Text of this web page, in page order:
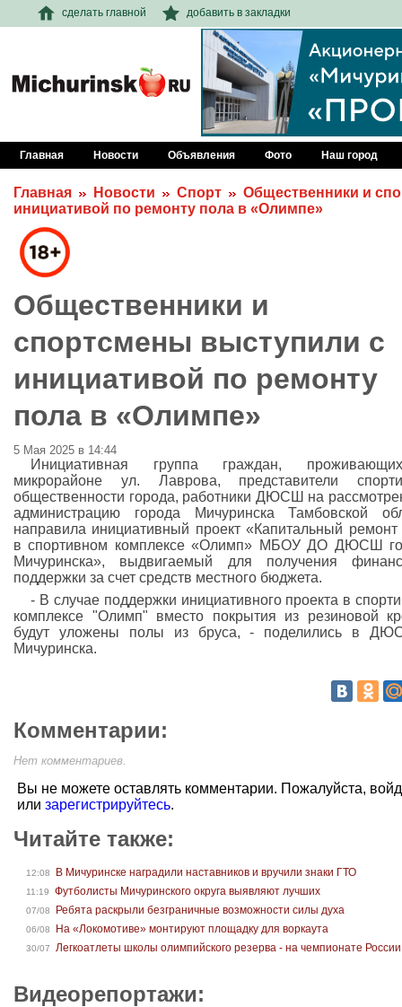
сделать главной добавить в закладки
Главная Новости Объявления Фото Наш город
Главная Новости Спорт
Общественники и
инициативой по ремонту пола в «Олимпе»
Общественники и
спортсмены выступили с
инициативой по ремонту
пола в «Олимпе»
5 Мая 2025 в 14:44
Инициативная группа граждан,
микрорайоне ул. Лаврова, представители
общественности города, работники ДЮСШ на
администрацию города Мичуринска Тамбовской
направила инициативный проект «Капитальный ремонт
в спортивном комплексе «Олимп» МБОУ ДО ДЮСШ
Мичуринска», выдвигаемый для получения
поддержки за счет средств местного бюджета.
- В случае поддержки инициативного проекта в
комплексе "Олимп" вместо покрытия из резиновой
будут уложены полы из бруса, - поделились в
Мичуринска.
Комментарии:
Нет комментариев.
Вы не можете оставлять комментарии. Пожалуйста,
или зарегистрируйтесь.
Читайте также:
12:08 В Мичуринске наградили наставников и вручили знаки ГТО
11:19 Футболисты Мичуринского округа выявляют лучших
07/08 Ребята раскрыли безграничные возможности силы духа
06/08 На «Локомотиве» монтируют площадку для воркаута
30/07 Легкоатлеты школы олимпийского резерва - на чемпионате России
Видеорепортажи: